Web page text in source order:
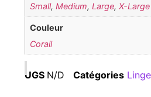
Small, Medium, Large, X-Large
Couleur
Corail
UGS N/D Catégories